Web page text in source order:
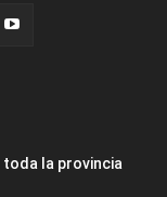
toda la provincia